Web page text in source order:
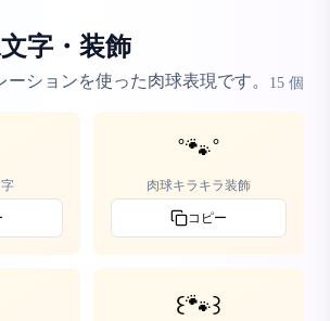
字・装飾
ションを使った肉球表現です。 15 個
˚🐾˚
肉球キラキラ装飾
コピー
꒰🐾꒱